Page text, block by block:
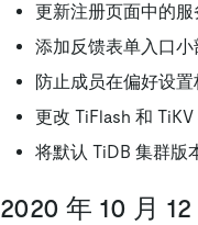
更新注册页面中的
添加反馈表单入口小
防止成员在偏好设
更改 TiFlash 和
将默认 TiDB 集群版
2020 年 10 月 12